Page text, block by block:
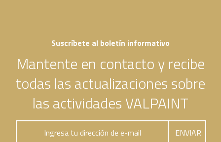
Suscríbete al boletín informativo
Mantente en contacto y recibe
todas las actualizaciones sobre
las actividades VALPAINT